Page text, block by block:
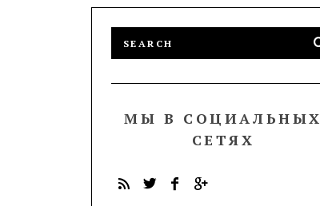
МЫ В СОЦИАЛЬНЫХ
СЕТЯХ